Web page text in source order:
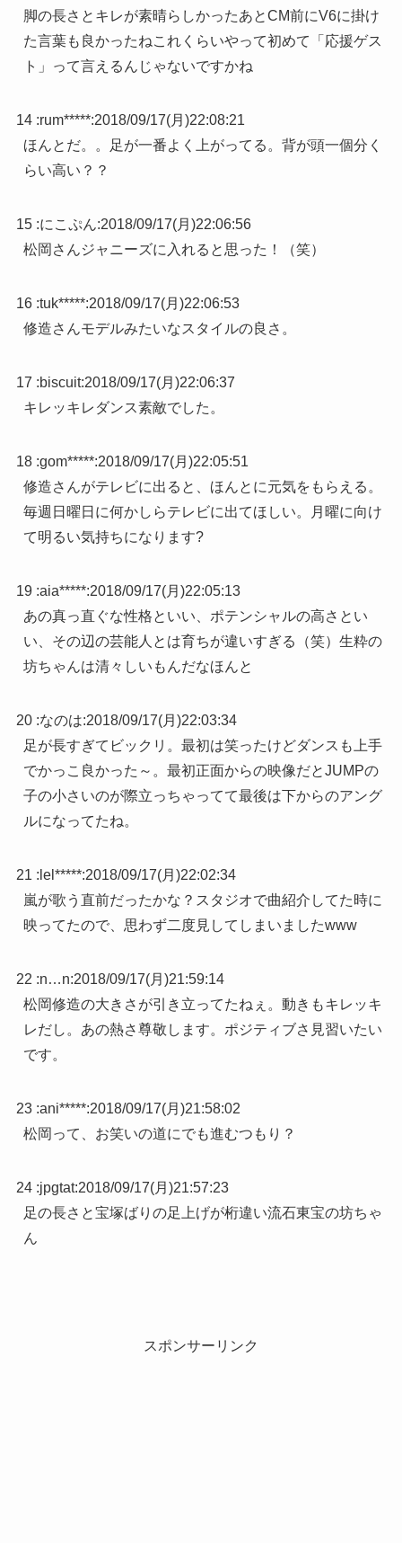
脚の長さとキレが素晴らしかったあとCM前にV6に掛け
た言葉も良かったねこれくらいやって初めて「応援ゲス
ト」って言えるんじゃないですかね
14 :rum*****:2018/09/17(月)22:08:21
ほんとだ。。足が一番よく上がってる。背が頭一個分く
らい高い？？
15 :にこぷん:2018/09/17(月)22:06:56
松岡さんジャニーズに入れると思った！（笑）
16 :tuk*****:2018/09/17(月)22:06:53
修造さんモデルみたいなスタイルの良さ。
17 :biscuit:2018/09/17(月)22:06:37
キレッキレダンス素敵でした。
18 :gom*****:2018/09/17(月)22:05:51
修造さんがテレビに出ると、ほんとに元気をもらえる。
毎週日曜日に何かしらテレビに出てほしい。月曜に向け
て明るい気持ちになります?
19 :aia*****:2018/09/17(月)22:05:13
あの真っ直ぐな性格といい、ポテンシャルの高さとい
い、その辺の芸能人とは育ちが違いすぎる（笑）生粋の
坊ちゃんは清々しいもんだなほんと
20 :なのは:2018/09/17(月)22:03:34
足が長すぎてビックリ。最初は笑ったけどダンスも上手
でかっこ良かった～。最初正面からの映像だとJUMPの
子の小さいのが際立っちゃってて最後は下からのアング
ルになってたね。
21 : lel*****:2018/09/17(月)22:02:34
嵐が歌う直前だったかな？スタジオで曲紹介してた時に
映ってたので、思わず二度見してしまいましたwww
22 :n…n:2018/09/17(月)21:59:14
松岡修造の大きさが引き立ってたねぇ。動きもキレッキ
レだし。あの熱さ尊敬します。ポジティブさ見習いたい
です。
23 :ani*****:2018/09/17(月)21:58:02
松岡って、お笑いの道にでも進むつもり？
24 :jpgtat:2018/09/17(月)21:57:23
足の長さと宝塚ばりの足上げが桁違い流石東宝の坊ちゃ
ん
スポンサーリンク